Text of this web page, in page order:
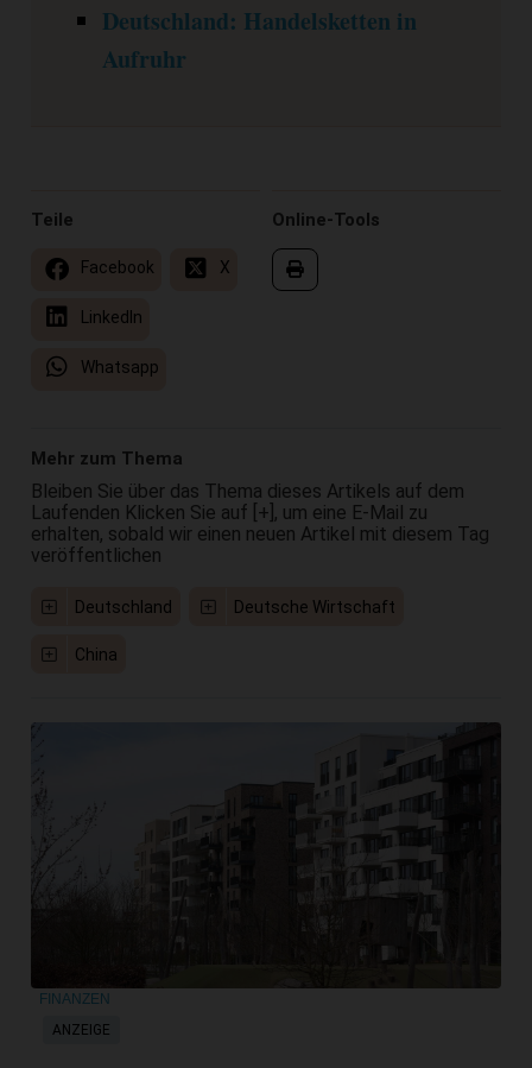
Deutschland: Handelsketten in
Aufruhr
Online-Tools
Teile
Facebook X
LinkedIn
Whatsapp
Mehr zum Thema
Bleiben Sie über das Thema dieses Artikels auf dem
Laufenden Klicken Sie auf [+], um eine E-Mail zu
erhalten, sobald wir einen neuen Artikel mit diesem Tag
veröffentlichen
Deutschland Deutsche Wirtschaft
China
ANZEIGE
FINANZEN